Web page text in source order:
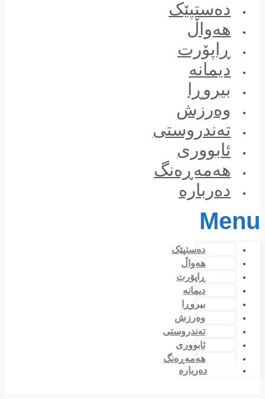
دەستپێک
هەواڵ
ڕاپۆرت
دیمانە
بیروڕا
وەرزش
تەندروستی
ئابووری
هەمەڕەنگ
دەربارە
Menu
دەستپێک
هەواڵ
ڕاپۆرت
دیمانە
بیروڕا
وەرزش
تەندروستی
ئابووری
هەمەڕەنگ
دەربارە